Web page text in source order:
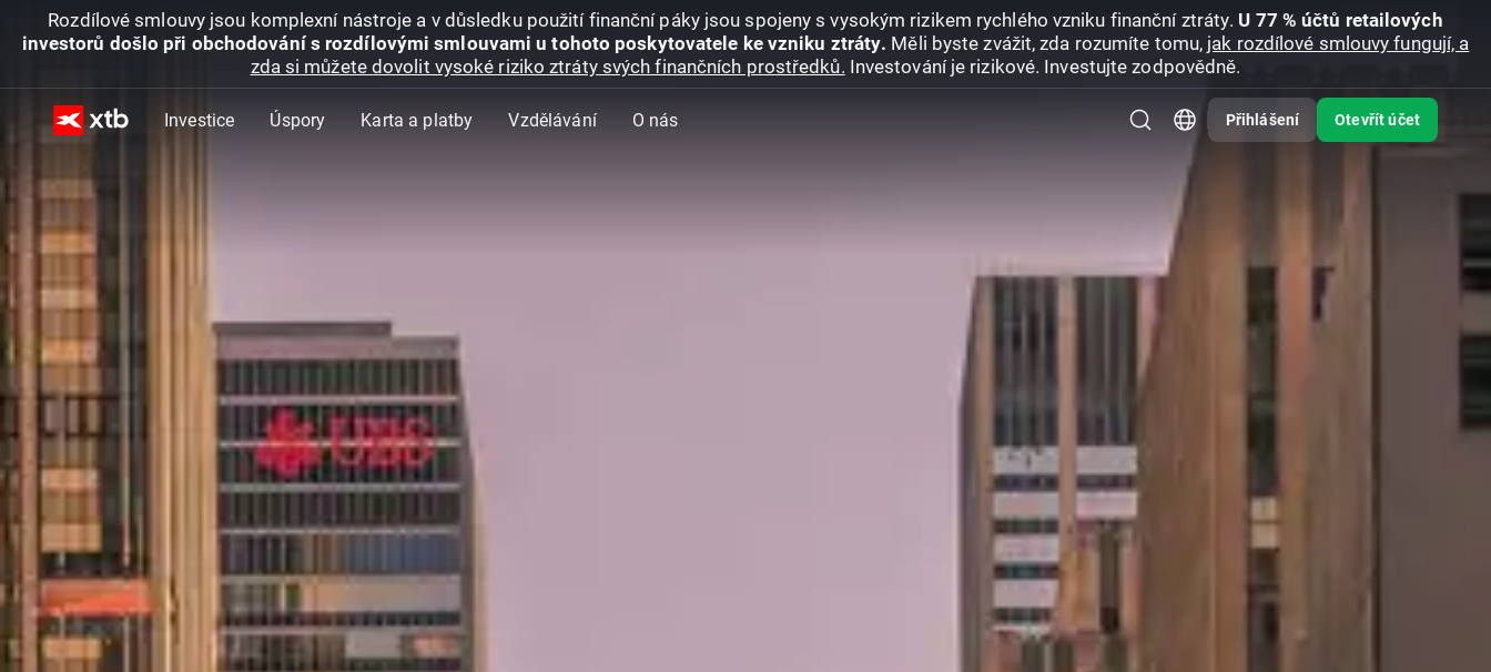
Rozdílové smlouvy jsou komplexní nástroje a v důsledku použití finanční páky jsou spojeny s vysokým rizikem rychlého vzniku finanční ztráty. U 77 % účtů retailových
investorů došlo při obchodování s rozdílovými smlouvami u tohoto poskytovatele ke vzniku ztráty. Měli byste zvážit, zda rozumíte tomu, jak rozdílové smlouvy fungují, a
zda si můžete dovolit vysoké riziko ztráty svých finančních prostředků. Investování je rizikové. Investujte zodpovědně.
Investice Úspory Karta a platby Vzdělávání O nás Přihlášení Otevřít účet